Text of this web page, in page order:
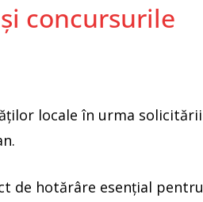
concursurile
locale în urma solicitării
de hotărâre esențial pentru